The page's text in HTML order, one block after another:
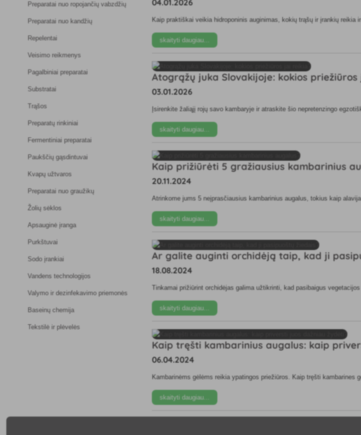
Preparatai nuo ropojančių vabzdžių
Preparatai nuo kandžių
Repelentai
Veisimo reikmenys
Pagalbiniai preparatai
Substratai
Trąšos
Preparatų rinkiniai
Fermentiniai preparatai
Paukščių gąsdintuvai
Kvapų užtvaros
Preparatai nuo graužikų
Žolių sėklos
Apsauginė įranga
Purkštuvai
Sodo įrankiai
Vandens technologijos
Valymo ir dezinfekavimo priemonės
Baseinų chemija
Tekstilė ir plėvelės
04.01.2026
Kaip praktiškai veikia hidroponinis auginimas, kokių trąšų ir įrankių reikia
skaityti daugiau...
Atogrąžų juka Slovakijoje: kokios
03.01.2026
Įsirenkite žaliąjį rojų savo kambaryje ir atraskite šio nepretenzingo
skaityti daugiau...
Kaip prižiūrėti 5 gražiausius kambarinius
20.11.2024
Atrinkome jums 5 neįprasčiausius kambarinius augalus, tokius kaip
skaityti daugiau...
Ar galite auginti orchidėją taip, kad ji
18.08.2024
Tinkamai prižiūrint orchidėjas galima užtikrinti, kad pasibaigus
skaityti daugiau...
Kaip tręšti kambarinius augalus: kaip
06.04.2024
Kambarinėms gėlėms reikia ypatingos priežiūros. Kaip tręšti
skaityti daugiau...